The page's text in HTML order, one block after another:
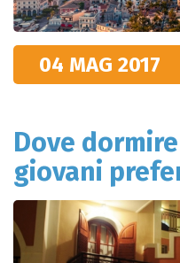
04 MAG 2017
Dove
giovani